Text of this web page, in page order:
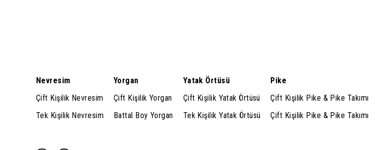
Nevresim
Çift Kişilik Nevresim
Tek Kişilik Nevresim
Yorgan
Çift Kişilik Yorgan
Battal Boy Yorgan
Yatak Örtüsü
Çift Kişilik Yatak Örtüsü
Tek Kişilik Yatak Örtüsü
Pike
Çift Kişilik Pike & Pike Takımı
Çift Kişilik Pike & Pike Takımı